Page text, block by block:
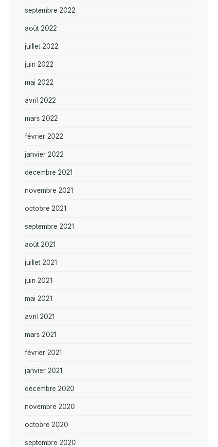
septembre 2022
août 2022
juillet 2022
juin 2022
mai 2022
avril 2022
mars 2022
février 2022
janvier 2022
décembre 2021
novembre 2021
octobre 2021
septembre 2021
août 2021
juillet 2021
juin 2021
mai 2021
avril 2021
mars 2021
février 2021
janvier 2021
décembre 2020
novembre 2020
octobre 2020
septembre 2020